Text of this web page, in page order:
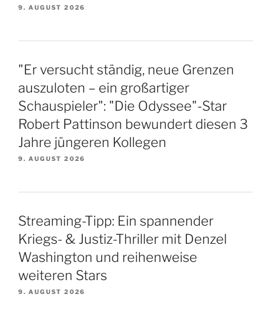
9. AUGUST 2026
"Er versucht ständig, neue Grenzen
auszuloten – ein großartiger
Schauspieler": "Die Odyssee"-Star
Robert Pattinson bewundert diesen 3
Jahre jüngeren Kollegen
9. AUGUST 2026
Streaming-Tipp: Ein spannender
Kriegs- & Justiz-Thriller mit Denzel
Washington und reihenweise
weiteren Stars
9. AUGUST 2026